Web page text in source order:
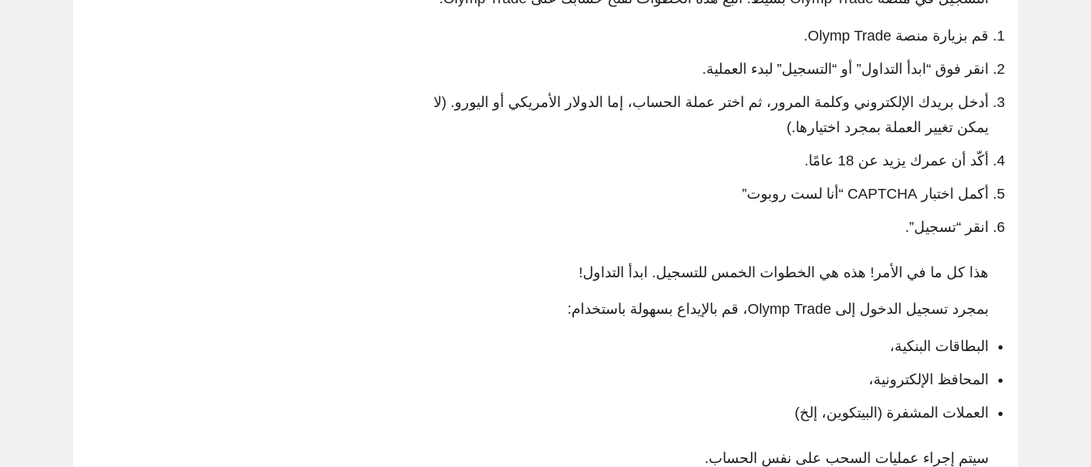
قم بزيارة منصة Olymp Trade.
انقر فوق “ابدأ التداول” أو “التسجيل” لبدء العملية.
أدخل بريدك الإلكتروني وكلمة المرور، ثم اختر عملة الحساب، إما الدولار الأمريكي أو اليورو. (لا
يمكن تغيير العملة بمجرد اختيارها.)
أكّد أن عمرك يزيد عن 18 عامًا.
أكمل اختبار CAPTCHA “أنا لست روبوت”
انقر “تسجيل”.
هذا كل ما في الأمر! هذه هي الخطوات الخمس للتسجيل. ابدأ التداول!
بمجرد تسجيل الدخول إلى Olymp Trade، قم بالإيداع بسهولة باستخدام:
البطاقات البنكية،
المحافظ الإلكترونية،
العملات المشفرة (البيتكوين، إلخ)
سيتم إجراء عمليات السحب على نفس الحساب.